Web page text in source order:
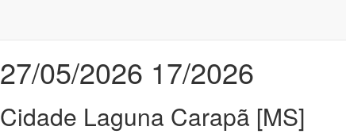
27/05/2026 17/2026
Cidade Laguna Carapã [MS]